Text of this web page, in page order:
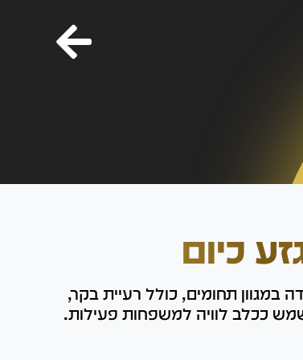
כיום
במגוון תחומים, כולל רעיית בקר,
ככלב לוויה למשפחות פעילות.